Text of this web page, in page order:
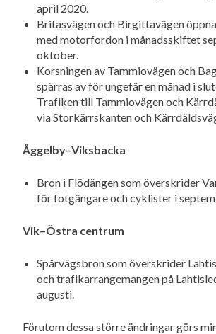
april 2020.
Britasvägen och Birgittavägen
med motorfordon i månadsskiftet
oktober.
Korsningen av Tammiovägen och
spärras av för ungefär en månad i
Trafiken till Tammiovägen och
via Storkärrskanten och
Åggelby–Viksbacka
Bron i Flödängen som överskrider
för fotgängare och cyklister i
Vik–Östra centrum
Spårvägsbron som överskrider
och trafikarrangemangen på
augusti.
Förutom dessa större ändringar görs